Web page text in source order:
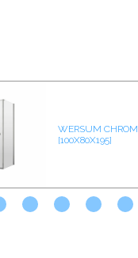
WERSUM CHROM
[100X80X195]